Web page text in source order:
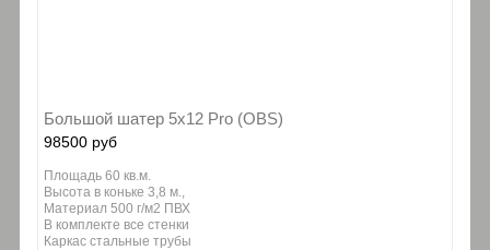
Большой шатер 5х12 Pro (OBS)
98500 руб
Площадь 60 кв.м.
Высота в коньке 3,8 м.,
Материал 500 г/м2 ПВХ
В комплекте все стенки
Каркас стальные трубы